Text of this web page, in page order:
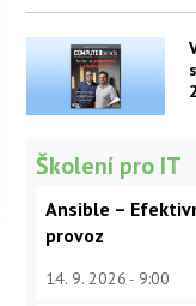
Školení pro IT
Ansible –
provoz
14. 9. 2026 9:00